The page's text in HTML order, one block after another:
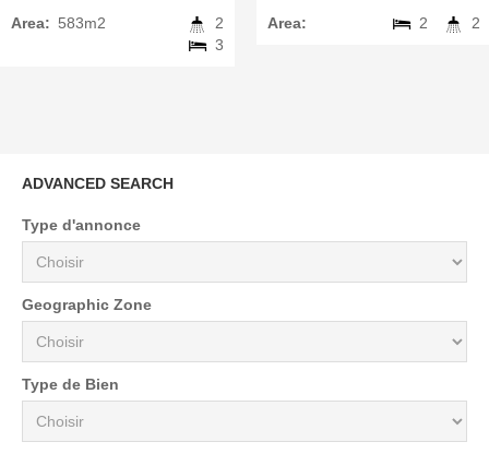
Area: 583m2
2
3
Area: 2
2
ADVANCED SEARCH
Type d'annonce
Geographic Zone
Type de Bien